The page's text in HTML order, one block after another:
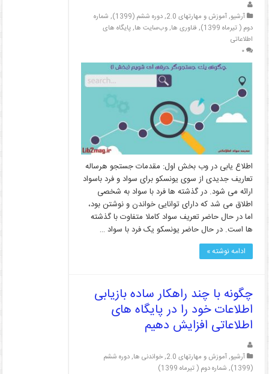
آرشیو,آموزش و مهارتهای 2.0 ,دوره ششم (1399) , شماره
دوم ( تیرماه 1399)
, فناوری ها,وب‌سایت ها,پایگاه های
اطلاعاتی
۰
اطلاع یابی در وب بخش اول: مقدمات جستجو هرساله
تعاریف جدیدی از سوی یونسکو برای سواد و فرد باسواد
ارائه می شود. در گذشته ها فرد با سواد به شخصی
اطلاق می شد که دارای توانایی خواندن و نوشتن بود،
اما در حال حاضر تعریف سواد کاملا متفاوت با گذشته
ها است. در حال حاضر یونسکو یک فرد با سواد …
ادامه نوشته »
چگونه با چند راهکار ساده بازیابی
اطلاعات خود را در پایگاه های
اطلاعاتی افزایش دهیم
آرشیو,آموزش و مهارتهای 2.0 ,خواندنی ها,دوره ششم
(1399)
, شماره دوم ( تیرماه 1399)